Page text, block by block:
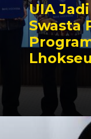
UIA
Swasta